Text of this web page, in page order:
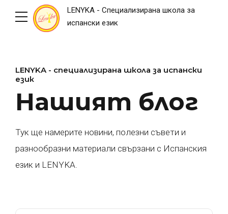
LENYKA - Специализирана школа за
испански език
LENYKA - специализирана школа за испански
език
Нашият блог
Тук ще намерите новини, полезни съвети и
разнообразни материали свързани с Испанския
език и LENYKA.